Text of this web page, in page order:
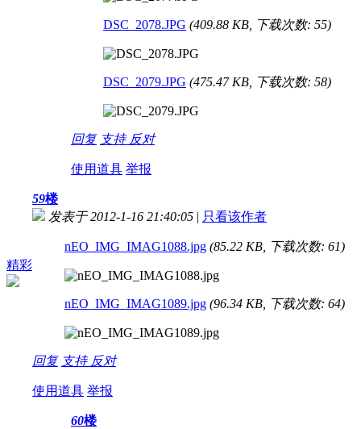
DSC_2078.JPG (409.88 KB, 下载次数: 55)
DSC_2079.JPG (475.47 KB, 下载次数: 58)
回复 支持 反对
使用道具 举报
精彩
59楼
发表于 2012-1-16 21:40:05 | 只看该作者
nEO_IMG_IMAG1088.jpg (85.22 KB, 下载次数: 61)
nEO_IMG_IMAG1089.jpg (96.34 KB, 下载次数: 64)
回复 支持 反对
使用道具 举报
60楼